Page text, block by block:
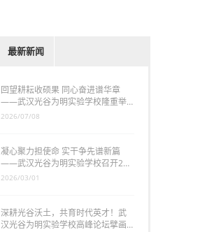
最新新闻
回望耕耘收硕果 同心奋进谱华章
——武汉光谷为明实验学校隆重举…
2026/07/08
凝心聚力担使命 实干争先谱新篇
——武汉光谷为明实验学校召开2…
2026/03/01
深耕光谷沃土，共育时代英才！武
汉光谷为明实验学校高峰论坛擘画…